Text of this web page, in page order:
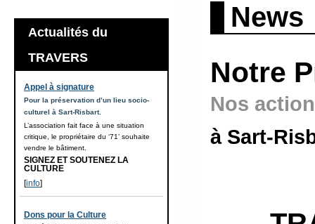
Actualités du
TRAVERS
Appel à signature
Pour la préservation d’un lieu socio-
culturel à Sart-Risbart.
L’association fait face à une situation
critique, le propriétaire du ‘71’ souhaite
vendre le bâtiment.
SIGNEZ ET SOUTENEZ LA
CULTURE
[info]
Dons pour la Culture
News
Notre
Nos
à Sart-